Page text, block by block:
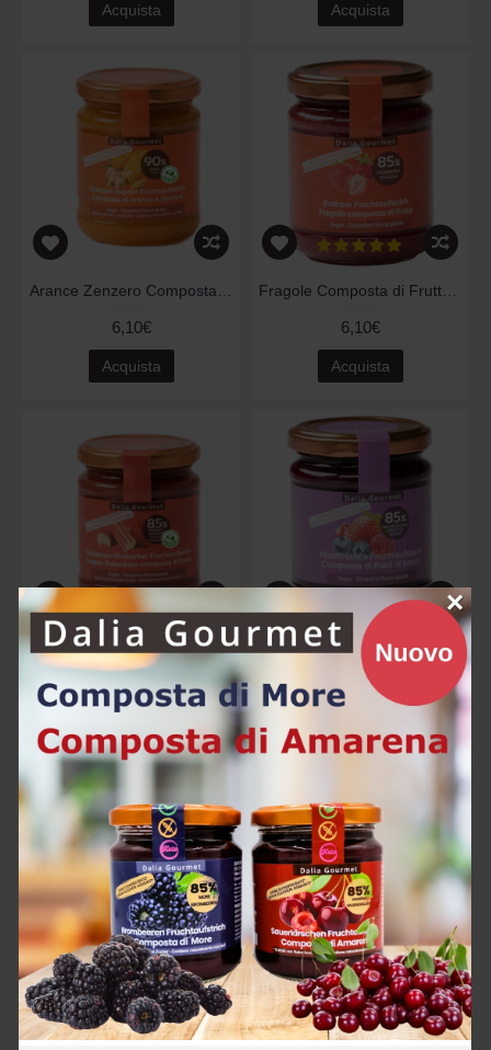
×
Acquista Acquista
6,10€
Acquista
6,10€
Acquista
Fragole-Rabarbaro Composta di Frutta 220gr
6,10€
Frutti di Bosco Composta di Frutta 220gr
6,60€
Mirtilli Neri Composta di Frutta 220gr
6,60€
More Composta di Frutta 220gr
6,60€